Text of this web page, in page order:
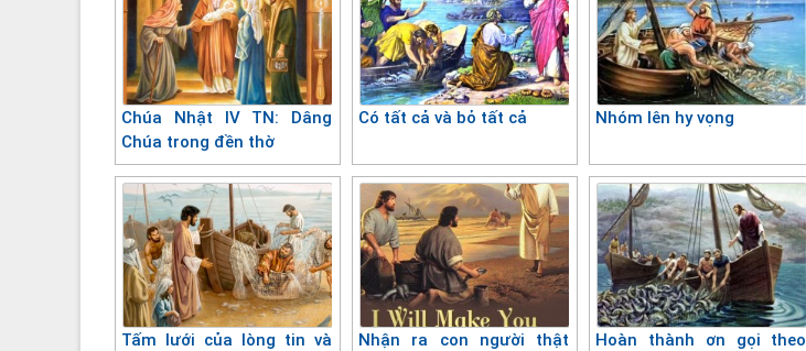
Chúa Nhật IV TN: Dâng
Chúa trong đền thờ
Có tất cả và bỏ tất cả Nhóm lên hy vọng
Tấm lưới của lòng tin và
Nhận ra con người thật
Hoàn thành ơn gọi theo